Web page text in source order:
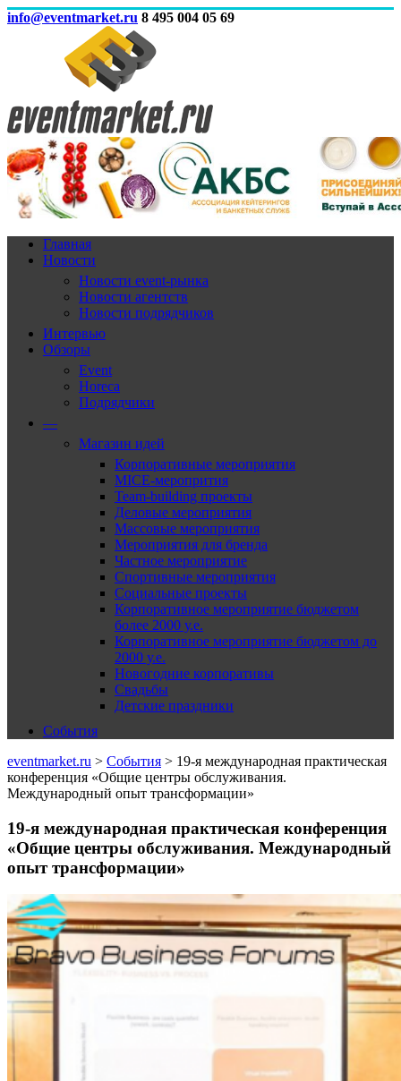
info@eventmarket.ru 8 495 004 05 69
Главная
Новости
Новости event-рынка
Новости агентств
Новости подрядчиков
Интервью
Обзоры
Event
Horeca
Подрядчики
—
Магазин идей
Корпоративные мероприятия
MICE-меропрития
Team-building проекты
Деловые мероприятия
Массовые мероприятия
Мероприятия для бренда
Частное мероприятие
Спортивные мероприятия
Социальные проекты
Корпоративное мероприятие бюджетом
более 2000 у.е.
Корпоративное мероприятие бюджетом до
2000 у.е.
Новогодние корпоративы
Свадьбы
Детские праздники
События
eventmarket.ru > События > 19-я международная практическая
конференция «Общие центры обслуживания.
Международный опыт трансформации»
19-я международная практическая конференция
«Общие центры обслуживания. Международный
опыт трансформации»